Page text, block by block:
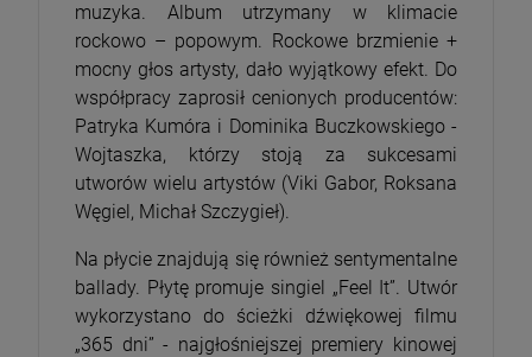
muzyka. Album utrzymany w klimacie
rockowo – popowym. Rockowe brzmienie +
mocny głos artysty, dało wyjątkowy efekt. Do
współpracy zaprosił cenionych producentów:
Patryka Kumóra i Dominika Buczkowskiego -
Wojtaszka, którzy stoją za sukcesami
utworów wielu artystów (Viki Gabor, Roksana
Węgiel, Michał Szczygieł).
Na płycie znajdują się również sentymentalne
ballady. Płytę promuje singiel „Feel It”. Utwór
wykorzystano do ścieżki dźwiękowej filmu
„365 dni” - najgłośniejszej premiery kinowej